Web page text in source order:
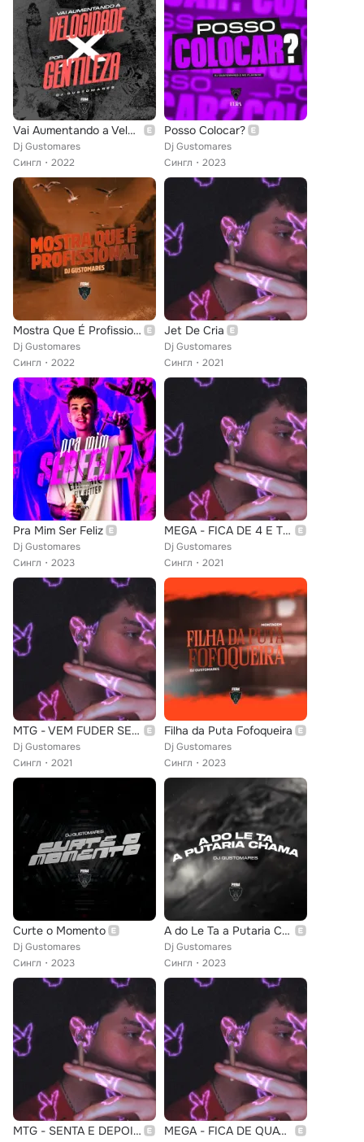
Vai Aumentando a Velocidade X por Gentileza
Dj Gustomares
Сингл
2022
Posso Colocar?
Dj Gustomares
Сингл
2023
Mostra Que É Profissional
Dj Gustomares
Сингл
2022
Jet De Cria
Dj Gustomares
Сингл
2021
Pra Mim Ser Feliz
Dj Gustomares
Сингл
2023
MEGA - FICA DE 4 E TOMA TAPA
Dj Gustomares
Сингл
2021
MTG - VEM FUDER SEM COMPROMISSO
Dj Gustomares
Сингл
2021
Filha da Puta Fofoqueira
Dj Gustomares
Сингл
2023
Curte o Momento
Dj Gustomares
Сингл
2023
A do Le Ta a Putaria Chama
Dj Gustomares
Сингл
2023
MTG - SENTA E DEPOIS PEDE LEITE NA CARA MEGA - FICA DE QUATRO, SENTA NA PICA DOS CRIA